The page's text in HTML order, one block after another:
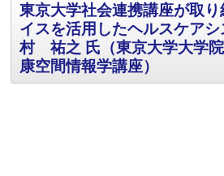
東京大学社会連携講座が取
イスを活用したヘルスケア
村 祐之 氏（東京大学大学
康空間情報学講座）